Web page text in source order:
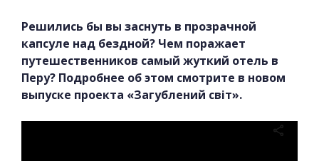
Решились бы вы заснуть в прозрачной
капсуле над бездной? Чем поражает
путешественников самый жуткий отель в
Перу? Подробнее об этом смотрите в новом
выпуске проекта «Загублений світ».